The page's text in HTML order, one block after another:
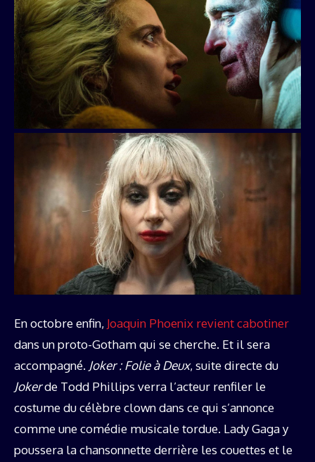
En octobre enfin, Joaquin Phoenix revient cabotiner
dans un proto-Gotham qui se cherche. Et il sera
accompagné. Joker : Folie à Deux, suite directe du
Jokerde Todd Phillips verra l’acteur renfiler le
costume du célèbre clown dans ce qui s’annonce
comme une comédie musicale tordue. Lady Gaga y
poussera la chansonnette derrière les couettes et le